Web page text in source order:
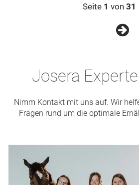
Seite 1 von 31
Josera
Nimm Kontakt mit uns auf. Wir
Fragen rund um die optimale